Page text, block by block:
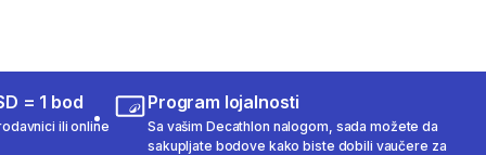
= 1 bod
ili online
Program lojalnosti
Sa vašim Decathlon nalogom, sada možete da
sakupljate bodove kako biste dobili vaučere za